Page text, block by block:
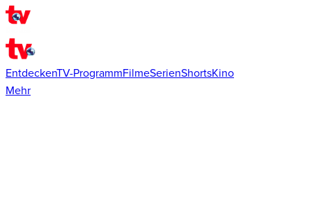
EntdeckenTV-ProgrammFilmeSerienShortsKino
Mehr